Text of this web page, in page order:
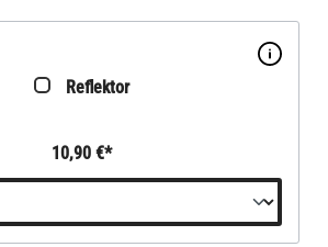
Reflektor
10,90 €*